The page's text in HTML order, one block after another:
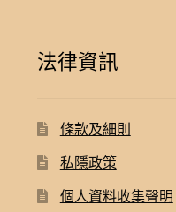
法律資訊
條款及細則
私隱政策
個人資料收集聲明